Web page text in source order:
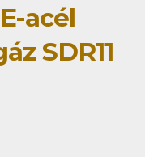
acél
SDR11